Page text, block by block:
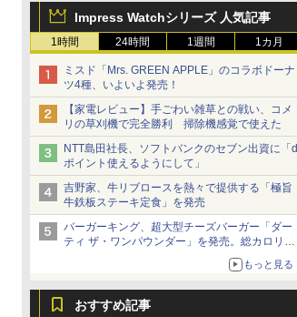
Impress Watchシリーズ 人気記事
1時間 24時間 1週間 1カ月
ミスド「Mrs. GREEN APPLE」のコラボドーナ
ツ4種、いよいよ発売！
【家電レビュー】手ごわい雑草との戦い、コメ
リの草刈機で完全勝利 掃除機感覚で使えた
NTT島田社長、ソフトバンクのセブン出資に「d
ポイント使えるようにして」
吉野家、牛リブロースを熱々で提供する「極旨
牛鉄板ステーキ定食」を発売
バーガーキング、超大型チーズバーガー「ダー
ティ ザ・ワンパウンダー」を発売。総カロリー
もっと見る
おすすめ記事